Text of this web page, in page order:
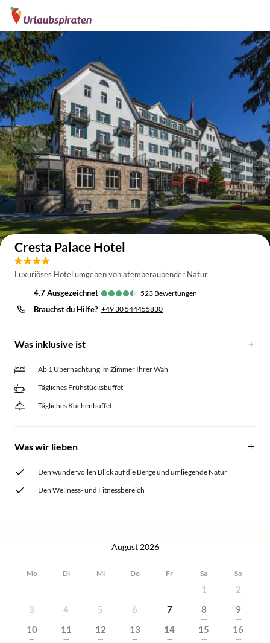
Auf der Karte anzeigen
Cresta Palace Hotel
Luxuriöses Hotel umgeben von atemberaubender Natur
4.7
ausgezeichnet 523 Bewertungen
Brauchst du Hilfe? +49 30 544455830
Was inklusive ist
Ab 1 Übernachtung im Zimmer Ihrer Wah
Tägliches Frühstücksbuffet
Tägliches Kuchenbuffet
Was wir lieben
Den wundervollen Blick auf die Berge und umliegende Natur
Den Wellness- und Fitnessbereich
August 2026
Mo Di Mi Do Fr Sa So
1
2
3
4 5 6 7 8
---
9
---
10
---
11
---
12
---
13
---
14
---
15
---
16
---